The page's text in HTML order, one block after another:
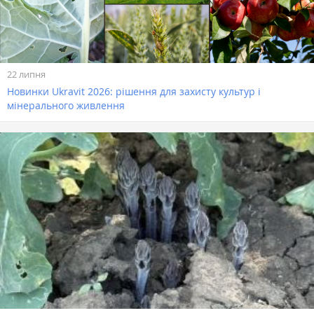
22 липня
Новинки Ukravit 2026: рішення для захисту культур і
мінерального живлення